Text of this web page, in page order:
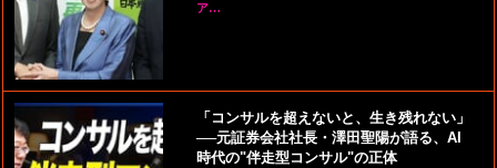
ア…
「コンサルを超えないと、生き残れない」
──元証券会社社長・澤田聖陽が語る、AI
時代の"伴走型コンサル"の正体